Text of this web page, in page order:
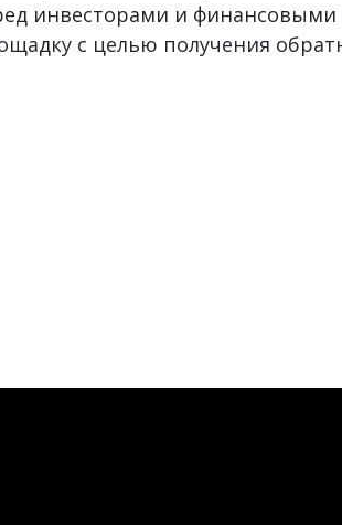
инвесторами и финансовыми
с целью получения